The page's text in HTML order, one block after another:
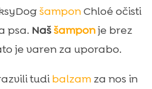
šamponChloé očisti
psa. Naššamponje brez
je varen za uporabo.
tudibalzamza nos in